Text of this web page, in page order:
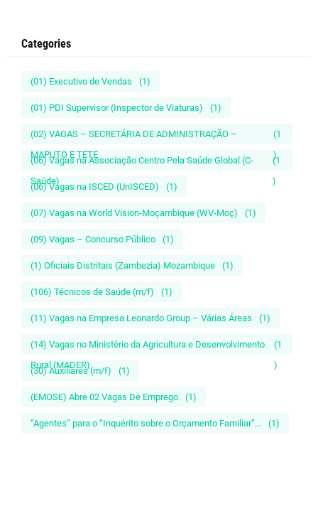
Categories
(01) Executivo de Vendas (1)
(01) PDI Supervisor (Inspector de Viaturas) (1)
(02) VAGAS – SECRETÁRIA DE ADMINISTRAÇÃO –
MAPUTO E TETE
(1
)
(06) Vagas na Associação Centro Pela Saúde Global (C-
Saúde)
(1
)
(06) Vagas na ISCED (UnISCED) (1)
(07) Vagas na World Vision-Moçambique (WV-Moç) (1)
(09) Vagas – Concurso Público (1)
(1) Oficiais Distritais (Zambezia) Mozambique (1)
(106) Técnicos de Saúde (m/f) (1)
(11) Vagas na Empresa Leonardo Group – Várias Áreas (1)
(14) Vagas no Ministério da Agricultura e Desenvolvimento
Rural (MADER)
(1
)
(30) Auxiliares (m/f) (1)
(EMOSE) Abre 02 Vagas De Emprego (1)
“Agentes” para o “Inquérito sobre o Orçamento Familiar”... (1)